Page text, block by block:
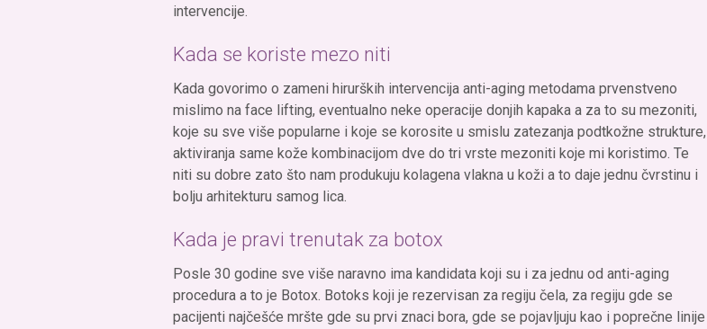
intervencije.
Kada se koriste mezo niti
Kada govorimo o zameni hirurških intervencija anti-aging metodama prvenstveno
mislimo na face lifting, eventualno neke operacije donjih kapaka a za to su mezoniti,
koje su sve više popularne i koje se korosite u smislu zatezanja podtkožne strukture,
aktiviranja same kože kombinacijom dve do tri vrste mezoniti koje mi koristimo. Te
niti su dobre zato što nam produkuju kolagena vlakna u koži a to daje jednu čvrstinu i
bolju arhitekturu samog lica.
Kada je pravi trenutak za botox
Posle 30 godine sve više naravno ima kandidata koji su i za jednu od anti-aging
procedura a to je Botox. Botoks koji je rezervisan za regiju čela, za regiju gde se
pacijenti najčešće mršte gde su prvi znaci bora, gde se pojavljuju kao i poprečne linije